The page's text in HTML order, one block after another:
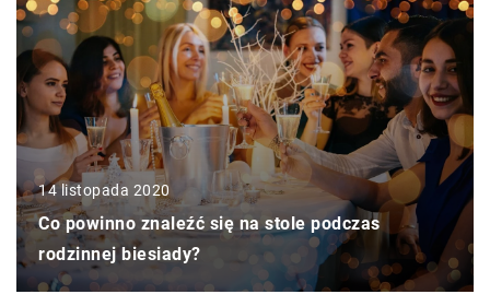
14 listopada 2020
Co powinno znaleźć się na stole podczas
rodzinnej biesiady?